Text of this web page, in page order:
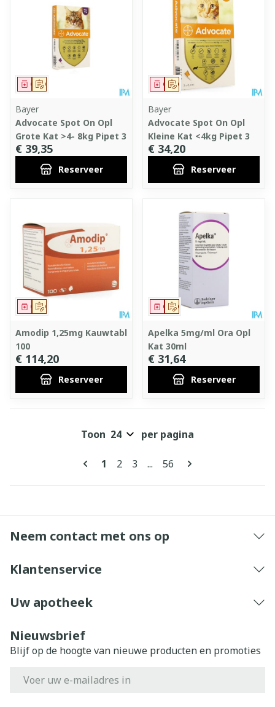
Op voorschrift
Geneesmiddel
Bayer
Advocate Spot On Opl
Grote Kat >4- 8kg Pipet 3
€ 39,35
Reserveer
Op voorschrift
Geneesmiddel
Bayer
Advocate Spot On Opl
Kleine Kat <4kg Pipet 3
€ 34,20
Reserveer
Op voorschrift
Geneesmiddel
Amodip 1,25mg Kauwtabl
100
€ 114,20
Reserveer
Op voorschrift
Geneesmiddel
Apelka 5mg/ml Ora Opl
Kat 30ml
€ 31,64
Reserveer
Pagina's
U lees momenteel pagina
1 Pagina
2 Pagina
3 ... Pagina
56
Toon per pagina
Neem contact met ons op
Klantenservice
Uw apotheek
Nieuwsbrief
Blijf op de hoogte van nieuwe producten en promoties